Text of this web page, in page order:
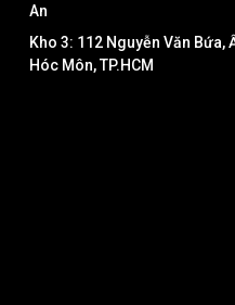
An
Kho 3: 112 Nguyễn Văn Bứa,
Hóc Môn, TP.HCM